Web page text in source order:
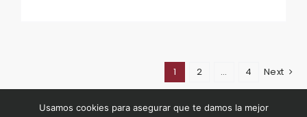
1 2 … 4 Next
©2026Euskal Abertzaletazunaren Museoa
Usamos cookies para asegurar que te damos la mejor